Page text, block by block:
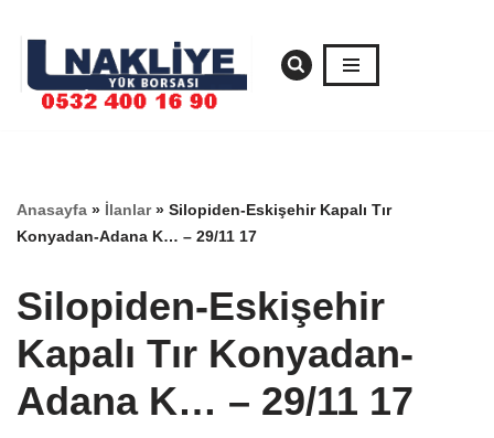
geç
Anasayfa » İlanlar» Silopiden-Eskişehir Kapalı Tır
Konyadan-Adana K… – 29/11 17
Silopiden-Eskişehir
Kapalı Tır Konyadan-
Adana K… – 29/11 17